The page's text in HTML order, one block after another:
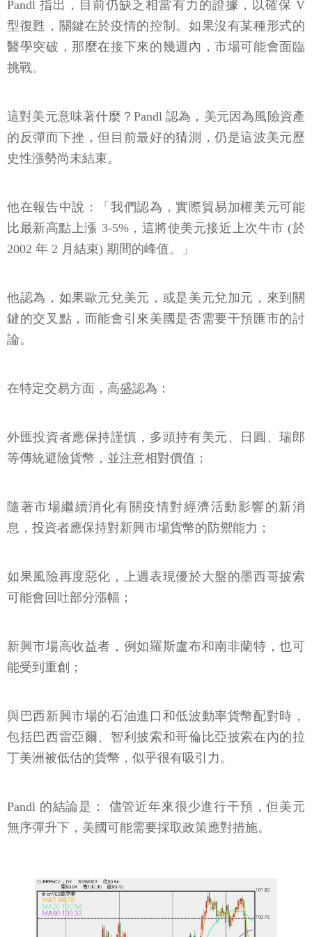
Pandl 指出，目前仍缺乏相當有力的證據，以確保 V
型復甦，關鍵在於疫情的控制。如果沒有某種形式的
醫學突破，那麼在接下來的幾週內，市場可能會面臨
挑戰。
這對美元意味著什麼？Pandl 認為，美元因為風險資產
的反彈而下挫，但目前最好的猜測，仍是這波美元歷
史性漲勢尚未結束。
他在報告中說：「我們認為，實際貿易加權美元可能
比最新高點上漲 3-5%，這將使美元接近上次牛市 (於
2002 年 2 月結束) 期間的峰值。」
他認為，如果歐元兌美元，或是美元兌加元，來到關
鍵的交叉點，而能會引來美國是否需要干預匯市的討
論。
在特定交易方面，高盛認為：
外匯投資者應保持謹慎，多頭持有美元、日圓、瑞郎
等傳統避險貨幣，並注意相對價值；
隨著市場繼續消化有關疫情對經濟活動影響的新消
息，投資者應保持對新興市場貨幣的防禦能力；
如果風險再度惡化，上週表現優於大盤的墨西哥披索
可能會回吐部分漲幅；
新興市場高收益者，例如羅斯盧布和南非蘭特，也可
能受到重創；
與巴西新興市場的石油進口和低波動率貨幣配對時，
包括巴西雷亞爾、智利披索和哥倫比亞披索在內的拉
丁美洲被低估的貨幣，似乎很有吸引力。
Pandl 的結論是： 儘管近年來很少進行干預，但美元
無序彈升下，美國可能需要採取政策應對措施。